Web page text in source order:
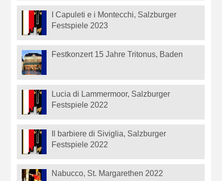
I Capuleti e i Montecchi, Salzburger
Festspiele 2023
Festkonzert 15 Jahre Tritonus, Baden
Lucia di Lammermoor, Salzburger
Festspiele 2022
Il barbiere di Siviglia, Salzburger
Festspiele 2022
Nabucco, St. Margarethen 2022